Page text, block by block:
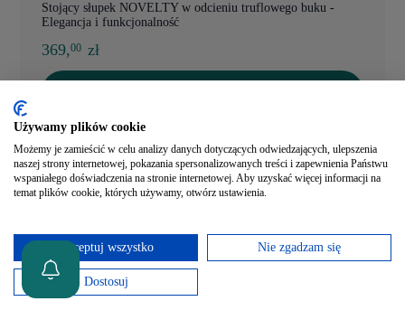
Stojący słupek NOVELTY w odcieniu truflowego buku -
Elegancja i funkcjonalność
369,00 zł
Używamy plików cookie
Możemy je zamieścić w celu analizy danych dotyczących odwiedzających, ulepszenia
naszej strony internetowej, pokazania spersonalizowanych treści i zapewnienia Państwu
wspaniałego doświadczenia na stronie internetowej. Aby uzyskać więcej informacji na
temat plików cookie, których używamy, otwórz ustawienia.
Akceptuj wszystko Nie zgadzam się
Dostosuj